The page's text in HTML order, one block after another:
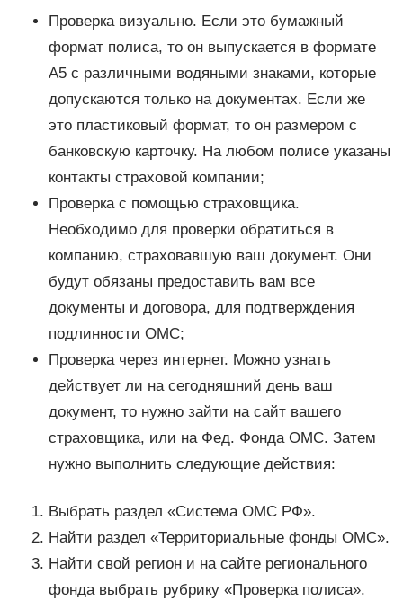
Проверка визуально. Если это бумажный
формат полиса, то он выпускается в формате
А5 с различными водяными знаками, которые
допускаются только на документах. Если же
это пластиковый формат, то он размером с
банковскую карточку. На любом полисе указаны
контакты страховой компании;
Проверка с помощью страховщика.
Необходимо для проверки обратиться в
компанию, страховавшую ваш документ. Они
будут обязаны предоставить вам все
документы и договора, для подтверждения
подлинности ОМС;
Проверка через интернет. Можно узнать
действует ли на сегодняшний день ваш
документ, то нужно зайти на сайт вашего
страховщика, или на Фед. Фонда ОМС. Затем
нужно выполнить следующие действия:
Выбрать раздел «Система ОМС РФ».
Найти раздел «Территориальные фонды ОМС».
Найти свой регион и на сайте регионального
фонда выбрать рубрику «Проверка полиса».